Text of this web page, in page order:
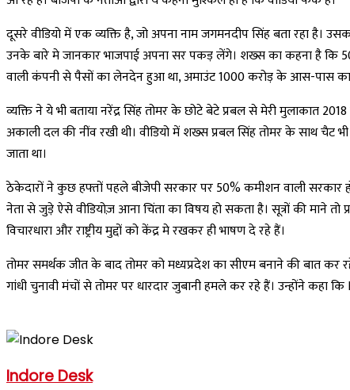
दूसरे वीडियो में एक व्यक्ति है, जो अपना नाम जगमनदीप सिंह बता रहा है।
उनके बारे मे जानकार भाजपाई अपना सर पकड़ लेंगे। शख्स का कहना है कि
वाली कंपनी से पैसों का लेनदेन हुआ था, अमाउंट 1000 करोड़ के आस-पास का
व्यक्ति ने ये भी बताया नरेंद्र सिंह तोमर के छोटे बेटे प्रबल से मेरी मुलाकात
अकाली दल की नींव रखी थी। वीडियो में शख्स प्रबल सिंह तोमर के साथ चैट
जाता था।
ठेकेदारों ने कुछ हफ्तों पहले बीजेपी सरकार पर 50% कमीशन वाली
नेता से जुड़े ऐसे वीडियोज़ आना चिंता का विषय हो सकता है। सूत्रों की माने
विचारधारा और राष्ट्रीय मुद्दों को केंद्र मे रखकर ही भाषण दे रहे हैं।
तोमर समर्थक जीत के बाद तोमर को मध्यप्रदेश का सीएम बनाने की बात कर
गांधी चुनावी मंचों से तोमर पर धारदार जुबानी हमले कर रहे हैं। उन्होंने कहा
Indore Desk